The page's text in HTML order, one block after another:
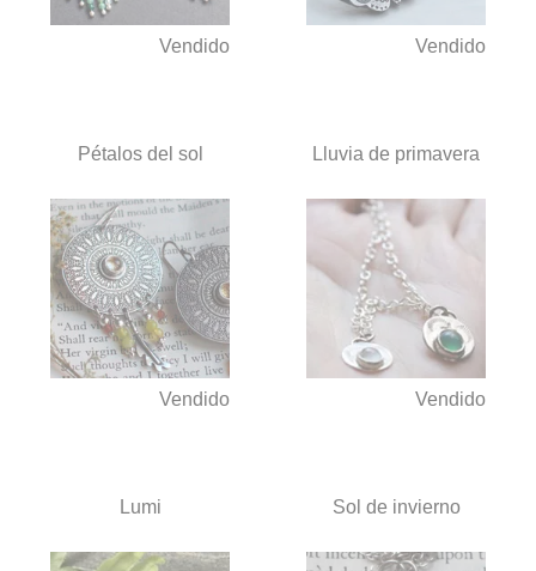
Vendido Vendido
Pétalos del sol
Vendido
Lluvia de primavera
Vendido
Lumi Sol de invierno